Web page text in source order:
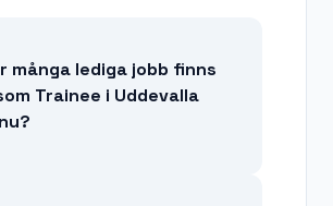
många lediga jobb finns
Trainee i Uddevalla